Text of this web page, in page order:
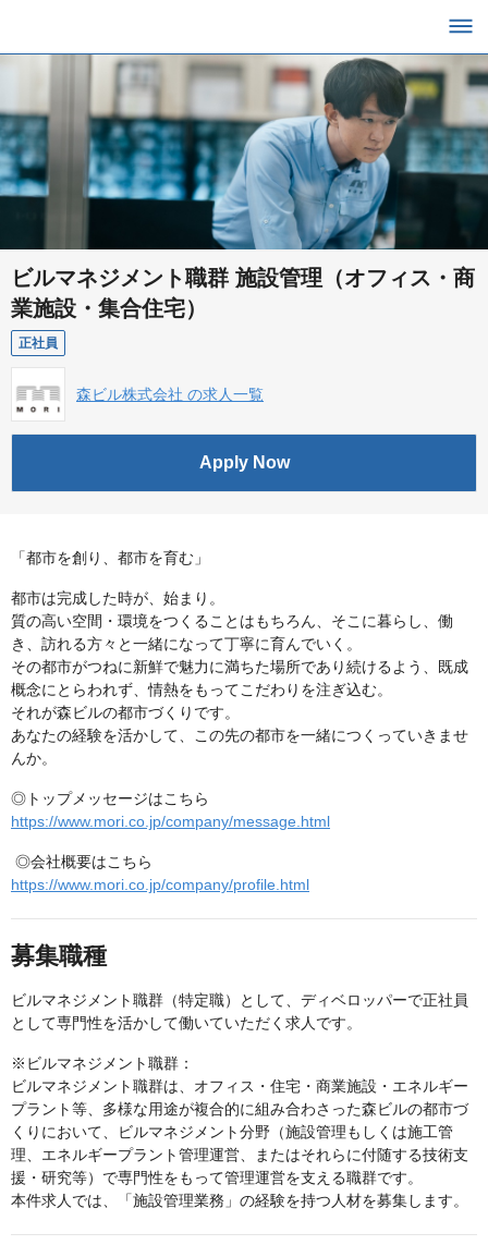
ビルマネジメント職群 施設管理（オフィス・商
業施設・集合住宅）
正社員
森ビル株式会社 の求人一覧
Apply Now
「都市を創り、都市を育む」
都市は完成した時が、始まり。
質の高い空間・環境をつくることはもちろん、そこに暮らし、働
き、訪れる方々と一緒になって丁寧に育んでいく。
その都市がつねに新鮮で魅力に満ちた場所であり続けるよう、既成
概念にとらわれず、情熱をもってこだわりを注ぎ込む。
それが森ビルの都市づくりです。
あなたの経験を活かして、この先の都市を一緒につくっていきませ
んか。
◎トップメッセージはこちら
https://www.mori.co.jp/company/message.html
◎会社概要はこちら
https://www.mori.co.jp/company/profile.html
募集職種
ビルマネジメント職群（特定職）として、ディベロッパーで正社員
として専門性を活かして働いていただく求人です。
※ビルマネジメント職群：
ビルマネジメント職群は、オフィス・住宅・商業施設・エネルギー
プラント等、多様な用途が複合的に組み合わさった森ビルの都市づ
くりにおいて、ビルマネジメント分野（施設管理もしくは施工管
理、エネルギープラント管理運営、またはそれらに付随する技術支
援・研究等）で専門性をもって管理運営を支える職群です。
本件求人では、「施設管理業務」の経験を持つ人材を募集します。